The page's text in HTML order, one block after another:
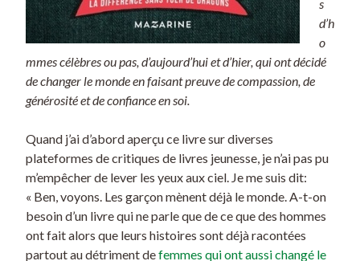
s
d’h
o
mmes célèbres ou pas, d’aujourd’hui et d’hier, qui ont décidé
de changer le monde en faisant preuve de compassion, de
générosité et de confiance en soi.
Quand j’ai d’abord aperçu ce livre sur diverses
plateformes de critiques de livres jeunesse, je n’ai pas pu
m’empêcher de lever les yeux aux ciel. Je me suis dit:
« Ben, voyons. Les garçon mènent déjà le monde. A-t-on
besoin d’un livre qui ne parle que de ce que des hommes
ont fait alors que leurs histoires sont déjà racontées
partout au détriment defemmes qui ont aussi changé le